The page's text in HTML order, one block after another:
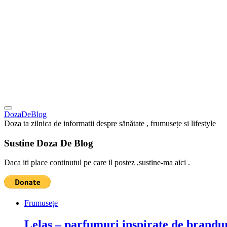
DozaDeBlog
Doza ta zilnica de informatii despre sănătate , frumusețe si lifestyle
Sustine Doza De Blog
Daca iti place continutul pe care il postez ,sustine-ma aici .
Frumusețe